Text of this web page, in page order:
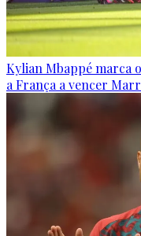
Kylian Mbappé marca
a França a vencer